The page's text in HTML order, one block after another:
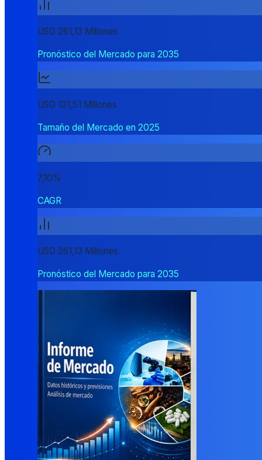
USD 261,13 Millones
Pronóstico del Mercado para 2035
USD 131,51 Millones
Tamaño del Mercado en 2025
7,10%
CAGR
USD 261,13 Millones
Pronóstico del Mercado para 2035